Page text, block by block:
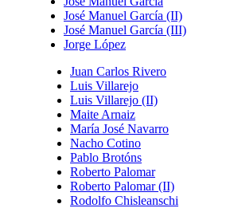
José Manuel García (II)
José Manuel García (III)
Jorge López
Juan Carlos Rivero
Luis Villarejo
Luis Villarejo (II)
Maite Arnaiz
María José Navarro
Nacho Cotino
Pablo Brotóns
Roberto Palomar
Roberto Palomar (II)
Rodolfo Chisleanschi